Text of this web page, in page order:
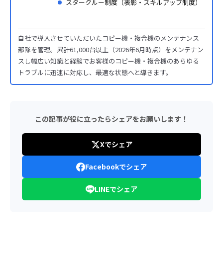
スタークルー制度（表彰・スキルアップ制度）
自社で導入させていただいたコピー機・複合機のメンテナンス
部隊を管理。累計61,000台以上（2026年6月時点）をメンテナン
スし幅広い知識と経験でお客様のコピー機・複合機のあらゆる
トラブルに迅速に対応し、最適な状態へと導きます。
この記事が役に立ったらシェアをお願いします！
Xでシェア
Facebookでシェア
LINEでシェア